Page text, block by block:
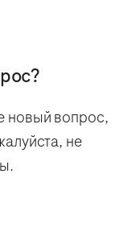
новый вопрос,
не